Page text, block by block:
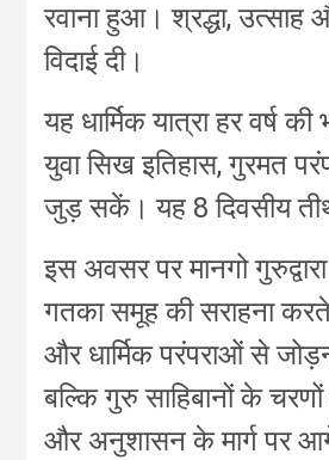
रवाना हुआ। श्रद्धा,
विदाई दी।
यह धार्मिक यात्रा हर वर्ष
युवा सिख इतिहास, गुरमत
जुड़ सकें। यह 8 दिवसीय
इस अवसर पर मानगो
गतका समूह की सराहना
और धार्मिक परंपराओं से
बल्कि गुरु साहिबानों के
और अनुशासन के मार्ग पर